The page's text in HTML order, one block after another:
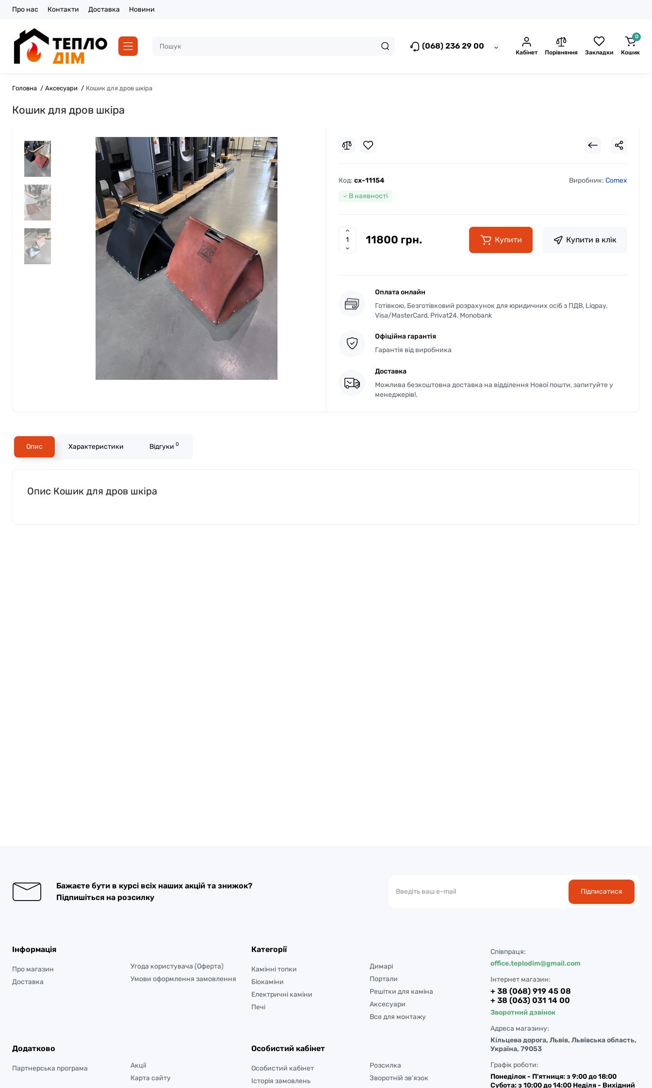
Про нас Контакти Доставка Новини
(068) 236 29 00
Кабінет Порівняння Закладки
0
Кошик
Головна Аксесуари Кошик для дров шкіра
Кошик для дров шкіра
Код: cx-11154 Виробник: Comex
В наявності
11800 грн. Купити Купити в клік
Оплата онлайн
Готівкою, Безготівковий розрахунок для юридичних осіб з ПДВ, Liqpay,
Visa/MasterCard, Privat24, Monobank
Офіційна гарантія
Гарантія від виробника
Доставка
Можлива безкоштовна доставка на відділення Нової пошти, запитуйте у
менеджерів!.
Опис Характеристики Відгуки 0
Опис Кошик для дров шкіра
Бажаєте бути в курсі всіх наших акцій та знижок?
Підпишіться на розсилку
Підписатися
Інформація
Про магазин
Доставка
Угода користувача (Оферта)
Умови оформлення замовлення
Категорії
Камінні топки
Біокаміни
Електричні каміни
Печі
Димарі
Портали
Решітки для каміна
Аксесуари
Все для монтажу
Додатково
Партнерська програма
Акції
Карта сайту
Особистий кабінет
Особистий кабінет
Історія замовлень
Розсилка
Зворотній зв’язок
Співпраця:
office.teplodim@gmail.com
Інтернет магазин:
+ 38 (068) 919 45 08
+ 38 (063) 031 14 00
Зворотний дзвінок
Адреса магазину:
Кільцева дорога, Львів, Львівська область,
Україна, 79053
Графік роботи:
Понеділок - П'ятниця: з 9:00 до 18:00
Субота: з 10:00 до 14:00 Неділя - Вихідний